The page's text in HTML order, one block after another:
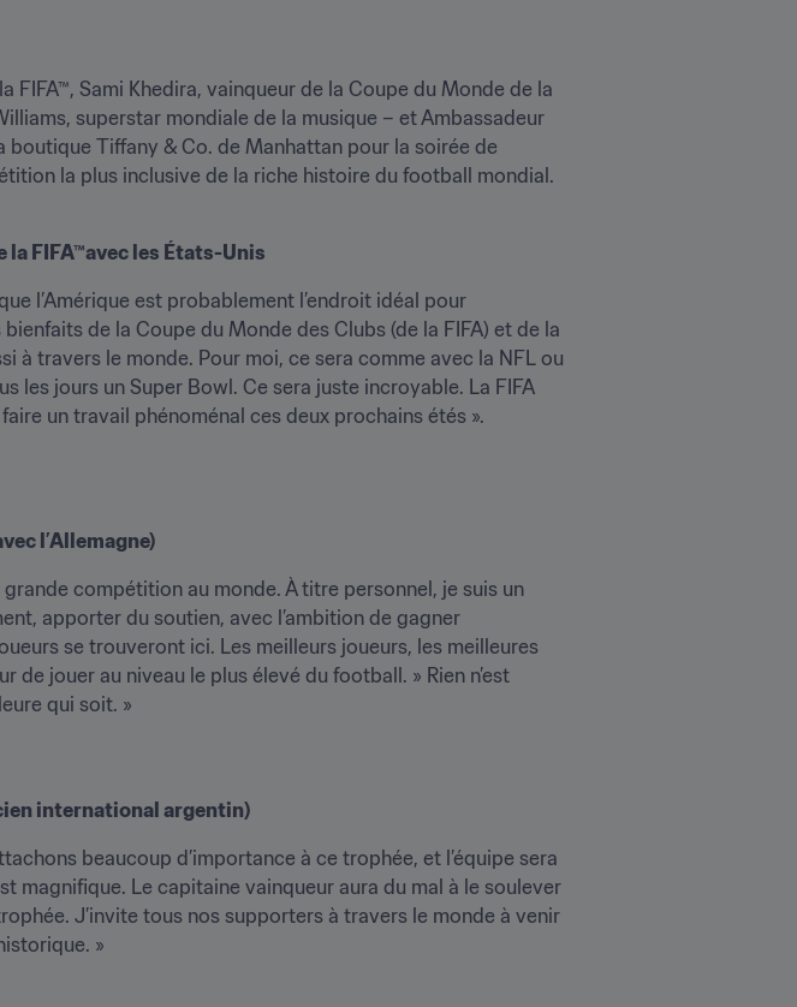
Sami Khedira, vainqueur de la Coupe du Monde de la
superstar mondiale de la musique – et Ambassadeur
boutique Tiffany & Co. de Manhattan pour la soirée de
la plus inclusive de la riche histoire du football mondial.
la FIFA™avec les États-Unis
l’Amérique est probablement l’endroit idéal pour
de la Coupe du Monde des Clubs (de la FIFA) et de la
à travers le monde. Pour moi, ce sera comme avec la NFL ou
les jours un Super Bowl. Ce sera juste incroyable. La FIFA
un travail phénoménal ces deux prochains étés ».
l’Allemagne)
grande compétition au monde. À titre personnel, je suis un
apporter du soutien, avec l’ambition de gagner
se trouveront ici. Les meilleurs joueurs, les meilleures
jouer au niveau le plus élevé du football. » Rien n’est
qui soit. »
international argentin)
beaucoup d’importance à ce trophée, et l’équipe sera
magnifique. Le capitaine vainqueur aura du mal à le soulever
J’invite tous nos supporters à travers le monde à venir
»